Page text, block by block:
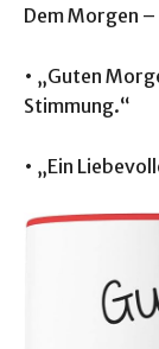
Dem Morgen
• „Guten
Stimmung.“
• „Ein